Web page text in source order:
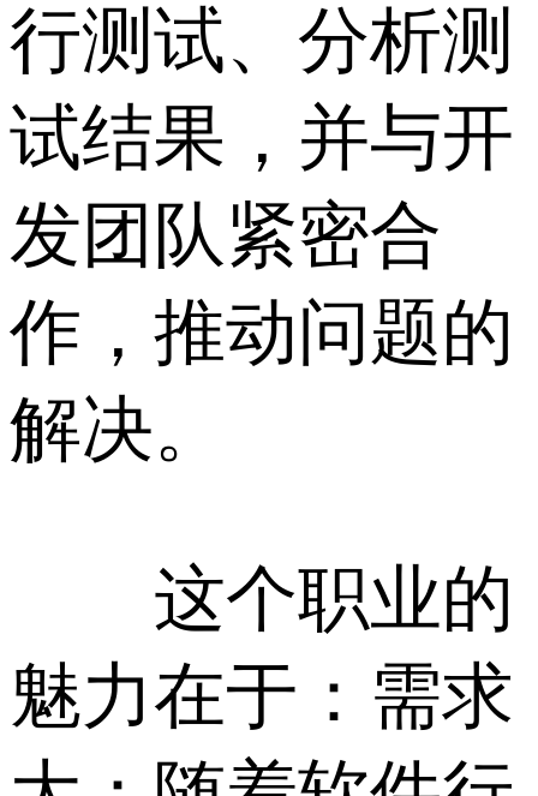
行测试、分析测
试结果，并与开
发团队紧密合
作，推动问题的
解决。
这个职业的
魅力在于：需求